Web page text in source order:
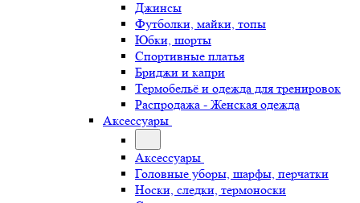
Джинсы
Футболки, майки, топы
Юбки, шорты
Спортивные платья
Бриджи и капри
Термобельё и одежда для тренировок
Распродажа - Женская одежда
Аксессуары
Аксессуары
Головные уборы, шарфы, перчатки
Носки, следки, термоноски